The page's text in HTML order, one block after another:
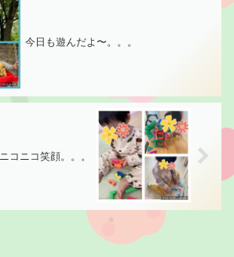
今日も遊んだよ〜。。。
ニコニコ笑顔。。。